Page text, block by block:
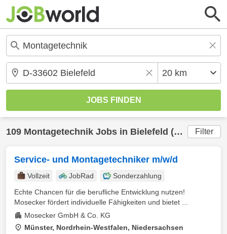
109 Montagetechnik Jobs in Bielefeld (20 km) gefunden Filter
Service- und Montagetechniker m/w/d
Vollzeit JobRad
Sonderzahlung
Echte Chancen für die berufliche Entwicklung nutzen!
Mosecker fördert individuelle Fähigkeiten und bietet ...
Mosecker GmbH & Co. KG
Münster, Nordrhein-Westfalen, Niedersachsen